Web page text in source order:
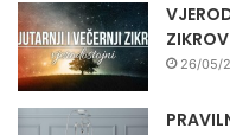
26/05/